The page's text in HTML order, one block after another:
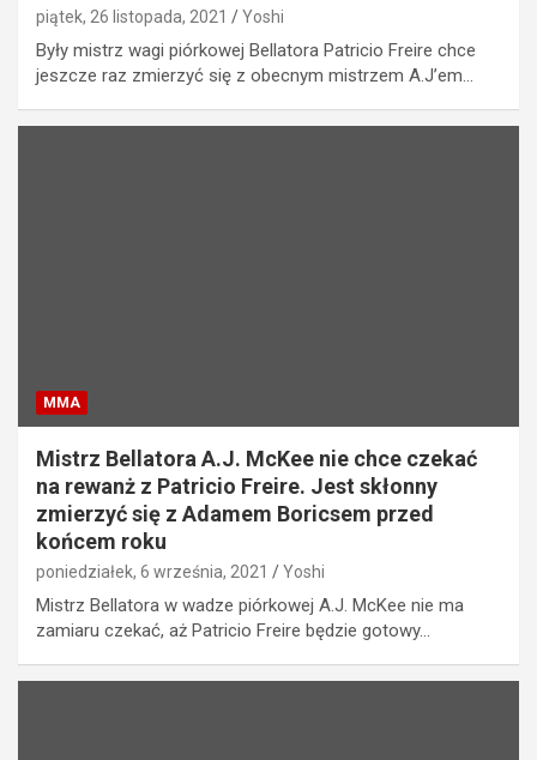
piątek, 26 listopada, 2021 Yoshi
Były mistrz wagi piórkowej Bellatora Patricio Freire chce
jeszcze raz zmierzyć się z obecnym mistrzem A.J’em…
MMA
Mistrz Bellatora A.J. McKee nie chce czekać
na rewanż z Patricio Freire. Jest skłonny
zmierzyć się z Adamem Boricsem przed
końcem roku
poniedziałek, 6 września, 2021 Yoshi
Mistrz Bellatora w wadze piórkowej A.J. McKee nie ma
zamiaru czekać, aż Patricio Freire będzie gotowy…